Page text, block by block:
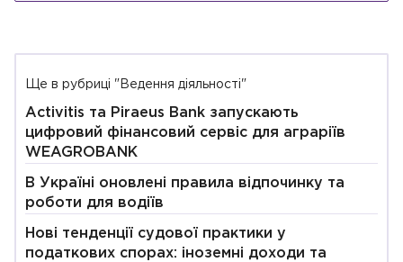
Ще в рубриці "Ведення діяльності"
Activitis та Piraeus Bank запускають
цифровий фінансовий сервіс для аграріїв
WEAGROBANK
В Україні оновлені правила відпочинку та
роботи для водіїв
Нові тенденції судової практики у
податкових спорах: іноземні доходи та